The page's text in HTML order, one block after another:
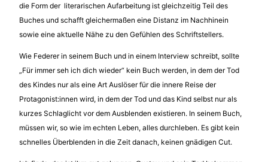
die Form der literarischen Aufarbeitung ist gleichzeitig Teil des
Buches und schafft gleichermaßen eine Distanz im Nachhinein
sowie eine aktuelle Nähe zu den Gefühlen des Schriftstellers.
Wie Federer in seinem Buch und in einem Interview schreibt, sollte
„Für immer seh ich dich wieder“ kein Buch werden, in dem der Tod
des Kindes nur als eine Art Auslöser für die innere Reise der
Protagonist:innen wird, in dem der Tod und das Kind selbst nur als
kurzes Schlaglicht vor dem Ausblenden existieren. In seinem Buch,
müssen wir, so wie im echten Leben, alles durchleben. Es gibt kein
schnelles Überblenden in die Zeit danach, keinen gnädigen Cut.